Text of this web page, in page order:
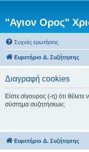
"Αγιον Ορος"
Συχνές ερωτήσεις
Ευρετήριο Δ. Συζήτησης
Διαγραφή cookies
Είστε σίγουρος (-η) ότι
σύστημα συζητήσεων;
Ευρετήριο Δ. Συζήτησης